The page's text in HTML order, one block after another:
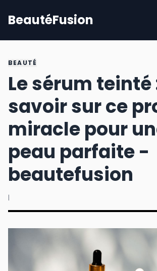
BeautéFusion
BEAUTÉ
Le sérum teinté
savoir sur ce
miracle pour
peau parfaite -
beautefusion
|